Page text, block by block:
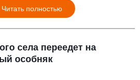
Читать полностью
села переедет на
особняк